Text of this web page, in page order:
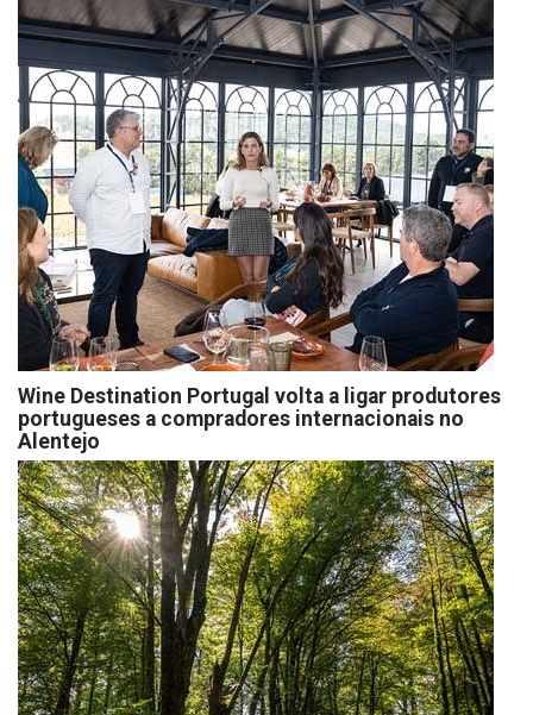
Wine Destination Portugal volta a ligar produtores
portugueses a compradores internacionais no
Alentejo